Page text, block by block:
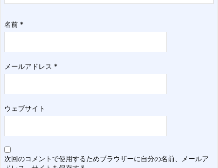
名前 *
メールアドレス *
ウェブサイト
次回のコメントで使用するためブラウザーに自分の名前、メールア